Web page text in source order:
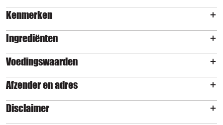
Kenmerken
Ingrediënten
Voedingswaarden
Afzender en adres
Disclaimer